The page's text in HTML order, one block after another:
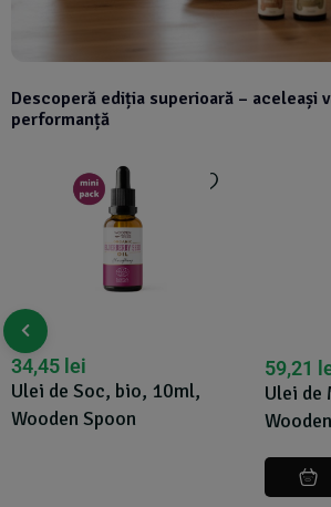
Descoperă ediția superioară – aceleași
performanță
Ulei de Soc, bio, 10ml,
Wooden Spoon
34,45 lei
Ulei de
59,21